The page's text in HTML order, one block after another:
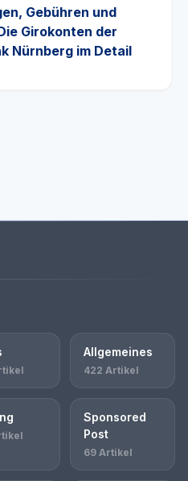
Gebühren und
Girokonten der
Nürnberg im Detail
Allgemeines
422 Artikel
Sponsored
Post
69 Artikel